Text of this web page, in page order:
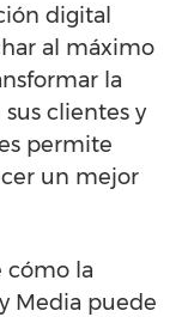
digital
al máximo
la
clientes y
permite
un mejor
cómo la
Media puede